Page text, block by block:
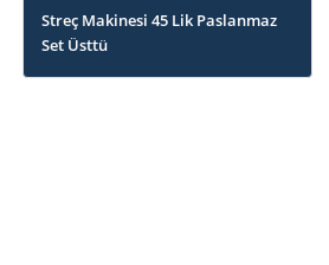
Streç Makinesi 45 Lik Paslanmaz
Set Üsttü